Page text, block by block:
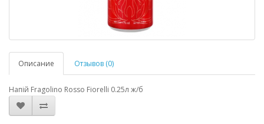
Описание Отзывов (0)
Напій Fragolino Rosso Fiorelli 0.25л ж/б